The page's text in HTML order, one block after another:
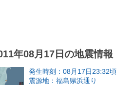
年08月17日の地震情報
発生時刻：08月17日23:32頃
震源地：福島県浜通り